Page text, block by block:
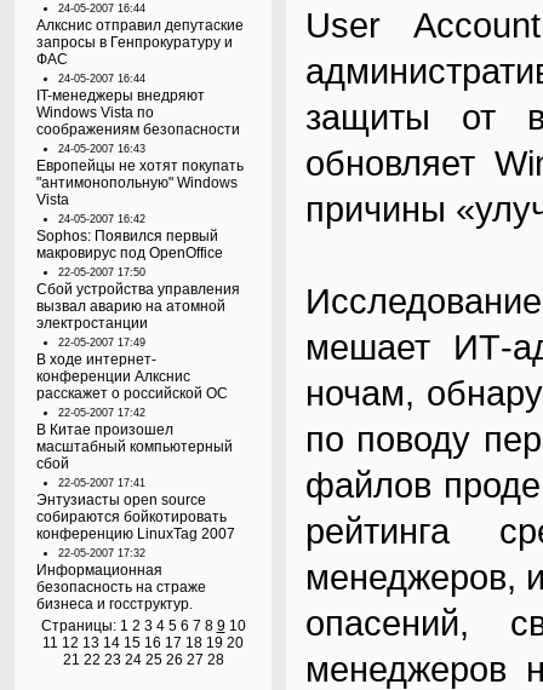
24-05-2007 16:44
Алкснис отправил депутаские
запросы в Генпрокуратуру и
ФАС
24-05-2007 16:44
IT-менеджеры внедряют
Windows Vista по
соображениям безопасности
24-05-2007 16:43
Европейцы не хотят покупать
"антимонопольную" Windows
Vista
24-05-2007 16:42
Sophos: Появился первый
макровирус под OpenOffice
22-05-2007 17:50
Сбой устройства управления
вызвал аварию на атомной
электростанции
22-05-2007 17:49
В ходе интернет-
конференции Алкснис
расскажет о российской ОС
22-05-2007 17:42
В Китае произошел
масштабный компьютерный
сбой
22-05-2007 17:41
Энтузиасты open source
собираются бойкотировать
конференцию LinuxTag 2007
22-05-2007 17:32
Информационная
безопасность на страже
бизнеса и госструктур.
Страницы: 1 2 3 4 5 6 7 8 9 10
11 12 13 14 15 16 17 18 19 20
21 22 23 24 25 26 27 28
User
защиты от
обновляет
причины
мешает ИТ-
ночам,
по поводу
файлов
рейтинга
менеджеров,
опасений,
менеджеров